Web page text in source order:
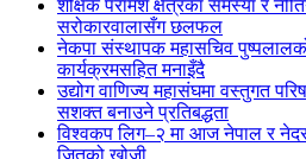
शैक्षिक परामर्श क्षेत्रका समस्या र
सरोकारवालासँग छलफल
नेकपा संस्थापक महासचिव
कार्यक्रमसहित मनाइँदै
उद्योग वाणिज्य महासंघमा वस्तुगत
सशक्त बनाउने प्रतिबद्धता
विश्वकप लिग–२ मा आज नेपाल र
जितको खोजी